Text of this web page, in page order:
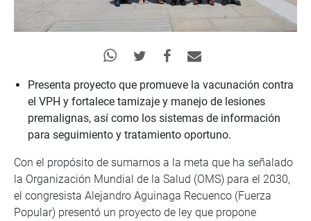
Presenta proyecto que promueve la vacunación contra
el VPH y fortalece tamizaje y manejo de lesiones
premalignas, así como los sistemas de información
para seguimiento y tratamiento oportuno.
Con el propósito de sumarnos a la meta que ha señalado
la Organización Mundial de la Salud (OMS) para el 2030,
el congresista Alejandro Aguinaga Recuenco (Fuerza
Popular) presentó un proyecto de ley que propone